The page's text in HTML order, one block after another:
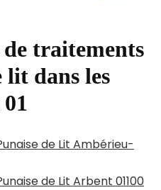
traitements
lit dans les
de Lit Ambérieu-
de Lit Arbent 01100